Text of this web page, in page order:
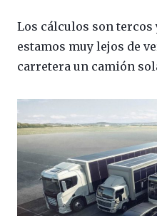
Los cálculos son tercos
estamos muy lejos de
carretera un camión